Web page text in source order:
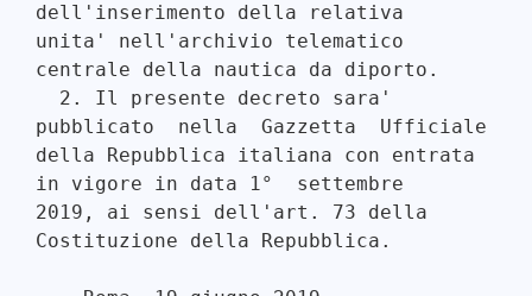
dell'inserimento della relativa
unita' nell'archivio telematico
centrale della nautica da diporto.
pubblicato  nella  Gazzetta  Ufficiale
della Repubblica italiana con entrata
in vigore in data 1°  settembre
2019, ai sensi dell'art. 73 della
Costituzione della Repubblica.